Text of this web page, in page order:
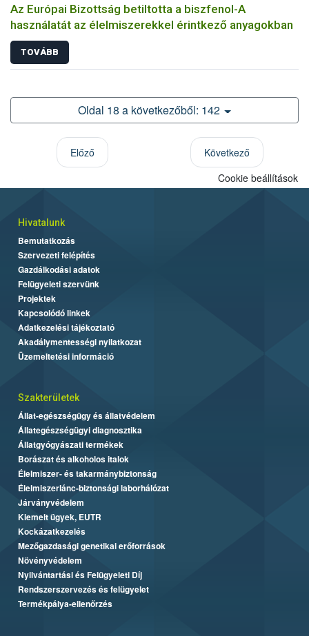
Az Európai Bizottság betiltotta a biszfenol-A
használatát az élelmiszerekkel érintkező anyagokban
TOVÁBB
Oldal 18 a következőből: 142
Előző
Következő
Cookie beállítások
Hivatalunk
Bemutatkozás
Szervezeti felépítés
Gazdálkodási adatok
Felügyeleti szervünk
Projektek
Kapcsolódó linkek
Adatkezelési tájékoztató
Akadálymentességi nyilatkozat
Üzemeltetési információ
Szakterületek
Állat-egészségügy és állatvédelem
Állategészségügyi diagnosztika
Állatgyógyászati termékek
Borászat és alkoholos italok
Élelmiszer- és takarmánybiztonság
Élelmiszerlánc-biztonsági laborhálózat
Járványvédelem
Kiemelt ügyek, EUTR
Kockázatkezelés
Mezőgazdasági genetikai erőforrások
Növényvédelem
Nyilvántartási és Felügyeleti Díj
Rendszerszervezés és felügyelet
Termékpálya-ellenőrzés